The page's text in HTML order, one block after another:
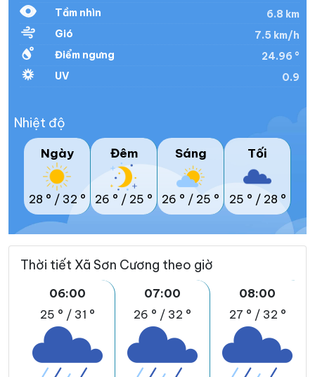
Tầm nhìn
6.8 km
Gió
7.5 km/h
Điểm ngưng
24.96 °
UV
0.9
Nhiệt độ
Ngày
28 ° / 32 °
Đêm
26 ° / 25 °
Sáng
26 ° / 25 °
Tối
25 ° / 28 °
Thời tiết Xã Sơn Cương theo giờ
06:00
25 ° / 31 °
07:00
26 ° / 32 °
08:00
27 ° / 32 °